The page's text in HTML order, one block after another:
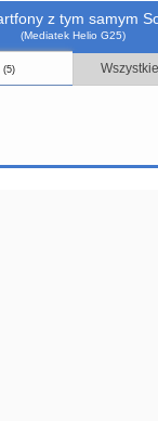
z tym samym
(Mediatek Helio G25)
(5)